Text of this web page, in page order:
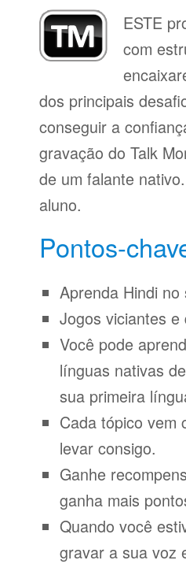
ESTE
com
dos principais
conseguir a
gravação do Talk
de um falante
aluno.
Pontos-
Aprenda Hindi
Jogos viciantes
Você pode
línguas nativas
sua primeira
Cada tópico vem
levar consigo.
Ganhe
ganha mais
Quando você
gravar a sua voz